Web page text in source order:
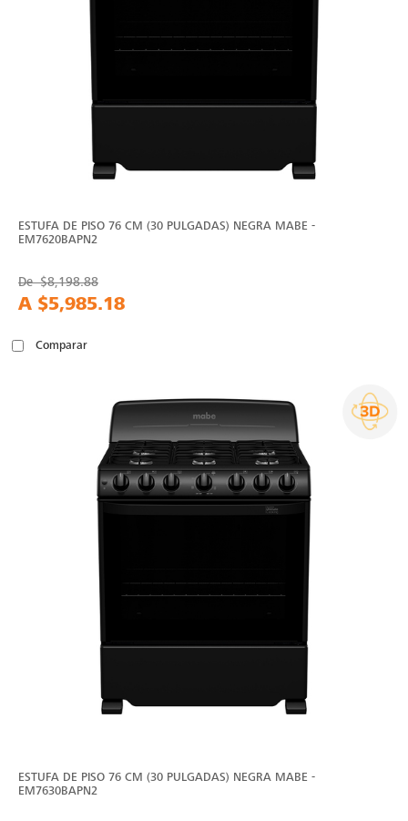
ESTUFA DE PISO 76 CM (30 PULGADAS) NEGRA MABE -
EM7620BAPN2
De$8,198.88
A $5,985.18
Comparar
ESTUFA DE PISO 76 CM (30 PULGADAS) NEGRA MABE -
EM7630BAPN2